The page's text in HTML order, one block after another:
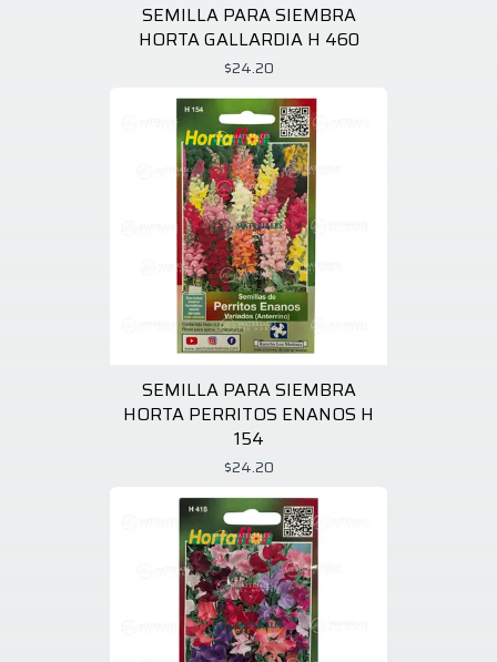
SEMILLA PARA SIEMBRA
HORTA GALLARDIA H 460
$24.20
SEMILLA PARA SIEMBRA
HORTA PERRITOS ENANOS H
154
$24.20